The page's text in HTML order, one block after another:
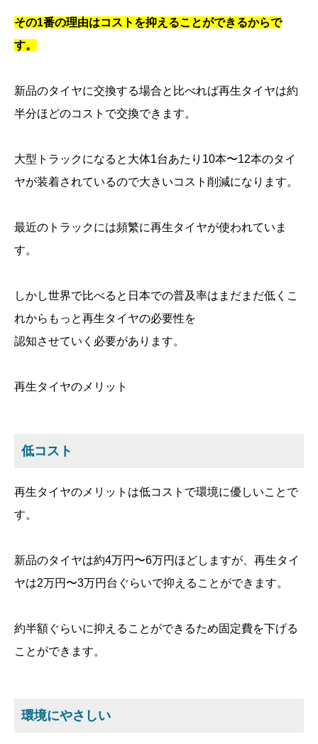
その1番の理由はコストを抑えることができるからで
す。
新品のタイヤに交換する場合と比べれば再生タイヤは約
半分ほどのコストで交換できます。
大型トラックになると大体1台あたり10本〜12本のタイ
ヤが装着されているので大きいコスト削減になります。
最近のトラックには頻繁に再生タイヤが使われていま
す。
しかし世界で比べると日本での普及率はまだまだ低くこ
れからもっと再生タイヤの必要性を
認知させていく必要があります。
再生タイヤのメリット
低コスト
再生タイヤのメリットは低コストで環境に優しいことで
す。
新品のタイヤは約4万円〜6万円ほどしますが、再生タイ
ヤは2万円〜3万円台ぐらいで抑えることができます。
約半額ぐらいに抑えることができるため固定費を下げる
ことができます。
環境にやさしい